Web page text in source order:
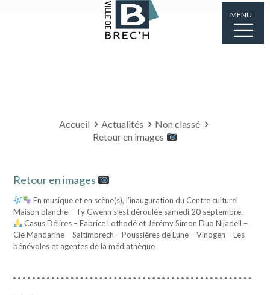
MENU
Accueil Actualités
Non classé
Retour en images
Retour en images
En musique et en scène(s), l’inauguration du Centre culturel
Maison blanche – Ty Gwenn s’est déroulée samedi 20 septembre.
Casus Délires – Fabrice Lothodé et Jérémy Simon Duo Nijadell –
Cie Mandarine – Saltimbrech – Poussières de Lune – Vinogen – Les
bénévoles et agentes de la médiathèque